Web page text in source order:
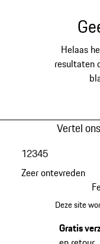
Helaas
resultaten
Vertel
Zeer ontevreden
12345
Deze site
Gratis